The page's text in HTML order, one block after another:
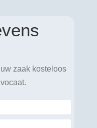
zaak kosteloos